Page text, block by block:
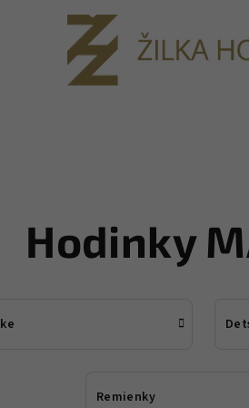
Hodinky
Remienky